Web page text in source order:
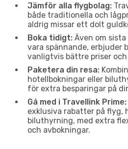
Jämför alla flygbolag:
både traditionella och
aldrig missar ett dolt
Boka tidigt: Även om
vara spännande, erbjuder
vanligtvis bättre priser
Paketera din resa:
hotellbokningar eller
för extra besparingar på
Gå med i Travellink Prime:
exklusiva rabatter på flyg,
biluthyrning, med extra
och avbokningar.